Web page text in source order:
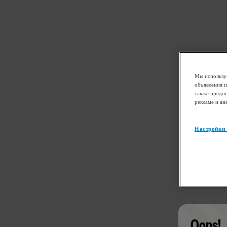
Мы
объявления
также
рекламе и